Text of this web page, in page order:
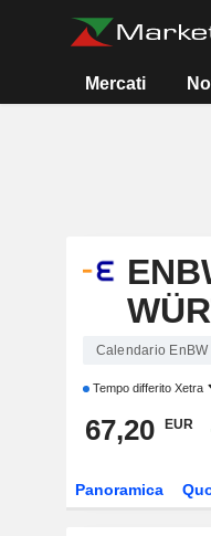
Mercati
Calendario
Tempo differito Xetra
67,20 EUR
Panoramica